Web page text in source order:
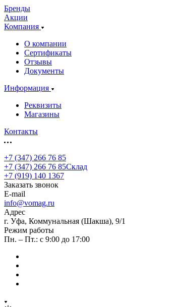
Бренды
Акции
Компания
О компании
Сертификаты
Отзывы
Документы
Информация
Реквизиты
Магазины
Контакты
+7 (347) 266 76 85
+7 (347) 266 76 85Склад
+7 (919) 140 1367
Заказать звонок
E-mail
info@vomag.ru
Адрес
г. Уфа, Коммунальная (Шакша), 9/1
Режим работы
Пн. – Пт.: с 9:00 до 17:00